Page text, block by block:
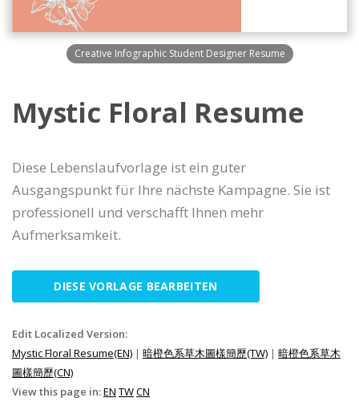
Creative Infographic Student Designer Resume
Mystic Floral Resume
Diese Lebenslaufvorlage ist ein guter
Ausgangspunkt für Ihre nächste Kampagne. Sie ist
professionell und verschafft Ihnen mehr
Aufmerksamkeit.
DIESE VORLAGE BEARBEITEN
Edit Localized Version:
Mystic Floral Resume(EN) | 暗橙色系草木圖樣簡歷(TW) | 暗橙色系草木
圖樣簡歷(CN)
View this page in:EN TWCN